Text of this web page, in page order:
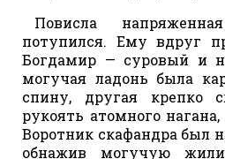
Повисла
потупился. Ему вдруг
Богдамир — суровый и
могучая ладонь была
спину, другая крепко
рукоять атомного
Воротник скафандра был
обнажив могучую